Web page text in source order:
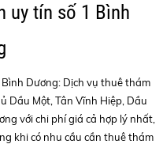
uy tín số 1 Bình
Dương: Dịch vụ thuê thám
Dầu Một, Tân Vĩnh Hiệp, Dầu
với chi phí giá cả hợp lý nhất,
khi có nhu cầu cần thuê thám